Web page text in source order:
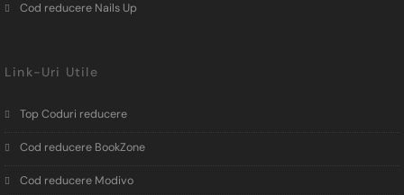
Cod reducere Nails Up
Link-Uri Utile
Top Coduri reducere
Cod reducere BookZone
Cod reducere Modivo